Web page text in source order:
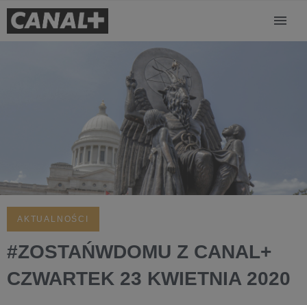
AKTUALNOŚCI
#ZOSTAŃWDOMU Z CANAL+
CZWARTEK 23 KWIETNIA 2020